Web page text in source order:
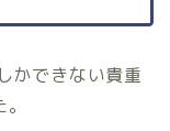
かできない貴重